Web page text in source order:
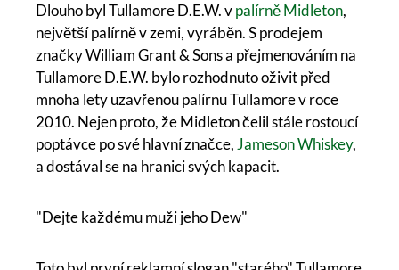
Dlouho byl Tullamore D.E.W. vpalírně Midleton,
největší palírně v zemi, vyráběn. S prodejem
značky William Grant & Sons a přejmenováním na
Tullamore D.E.W. bylo rozhodnuto oživit před
mnoha lety uzavřenou palírnu Tullamore v roce
2010. Nejen proto, že Midleton čelil stále rostoucí
poptávce po své hlavní značce,Jameson Whiskey,
a dostával se na hranici svých kapacit.
"Dejte každému muži jeho Dew"